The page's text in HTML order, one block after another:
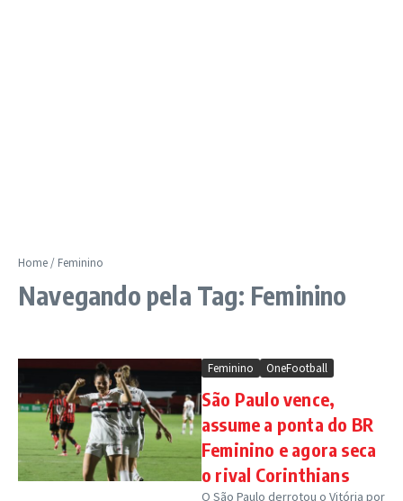
Home/ Feminino
Navegando pela Tag: Feminino
Feminino OneFootball
São Paulo vence,
assume a ponta do BR
Feminino e agora seca
o rival Corinthians
O São Paulo derrotou o Vitória por